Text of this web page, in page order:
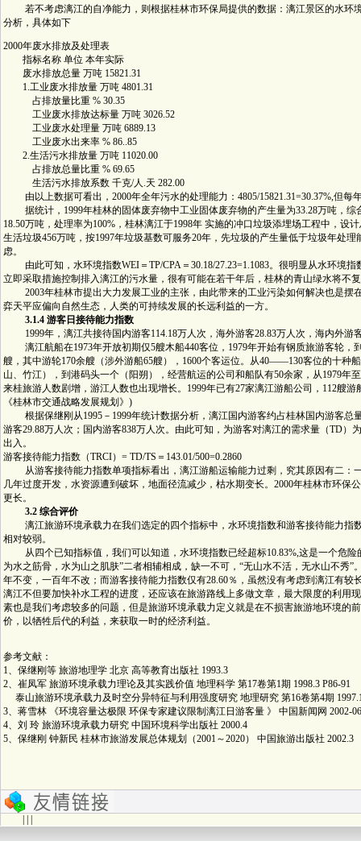
若不考虑漓江的自净能力，则根据桂林市环保局提供的数据：漓江景区的水环
分析，具体如下
2000年废水排放及处理表
指标名称 单位 本年实际
废水排放总量 万吨 15821.31
1.工业废水排放量 万吨 4801.31
占排放量比重 % 30.35
工业废水排放达标量 万吨 3026.52
工业废水处理量 万吨 6889.13
工业废水出来率 % 86..85
2.生活污水排放量 万吨 11020.00
占排放总量比重 % 69.65
生活污水排放系数 千克/人.天 282.00
由以上数据可看出，2000年全年污水的处理能力：4805/15821.31=30.37%,但每
据统计，1999年桂林的固体废弃物中工业固体废弃物的产生量为33.28万吨，综
18.50万吨，处理率为100%，桂林漓江于1998年 实施的冲口垃圾添埋场工程中，设
生活垃圾456万吨，按1997年垃圾基数可服务20年，先垃圾的产生量低于垃圾年处
虑。
由此可知，水环境指数WEI＝TP/CPA＝30.18/27.23=1.1083。很明显从水环境指
立即采取措施控制排入漓江的污水量，很有可能在若干年后，桂林的青山绿水将不
2003年桂林市提出大力发展工业的主张，由此带来的工业污染如何解决也是摆
弈天平应偏向自然生态，人类的可持续发展的长远利益的一方。
3.1.4 游客日接待能力指数
1999年，漓江共接待国内游客114.18万人次，海外游客28.83万人次，海内外游
漓江航船在1973年开放初期仅5艘木船440客位，1979年开始有钢质旅游客轮，
艘，其中游轮170余艘（涉外游船65艘），1600个客运位。从40——130客位的十
山、竹江），到港码头一个（阳朔），经营航运的公司和船队有50余家，从1979年
来桂旅游人数剧增，游江人数也出现增长。1999年已有27家漓江游船公司，112艘
《桂林市交通战略发展规划》)
根据保继刚从1995－1999年统计数据分析，漓江国内游客约占桂林国内游客总
游客29.88万人次；国内游客838万人次。由此可知，为游客对漓江的需求量（TD）
出入。
游客接待能力指数（TRCI）= TD/TS＝143.01/500=0.2860
从游客接待能力指数单项指标看出，漓江游船运输能力过剩，究其原因有二：
几年过度开发，水资源遭到破坏，地面径流减少，枯水期变长。2000年桂林市环保
更长。
3.2 综合评价
漓江旅游环境承载力在我们选定的四个指标中，水环境指数和游客接待能力指
相对较弱。
从四个已知指标值，我们可以知道，水环境指数已经超标10.83%,这是一个危险
为水之筋骨，水为山之肌肤”二者相辅相成，缺一不可，“无山水不活，无水山不秀
年不变，一百年不改；而游客接待能力指数仅有28.60％，虽然没有考虑到漓江有
漓江不但要加快补水工程的进度，还应该在旅游路线上多做文章，最大限度的利用
素也是我们考虑较多的问题，但是旅游环境承载力定义就是在不损害旅游地环境的
价，以牺牲后代的利益，来获取一时的经济利益。
参考文献：
1、保继刚等 旅游地理学 北京 高等教育出版社 1993.3
2、崔凤军 旅游环境承载力理论及其实践价值 地理科学 第17卷第1期 1998.3 P86-91
泰山旅游环境承载力及时空分异特征与利用强度研究 地理研究 第16卷第4期
3、蒋雪林 《环境容量达极限 环保专家建议限制漓江日游客量 》 中国新闻网 2002-
4、刘 玲 旅游环境承载力研究 中国环境科学出版社 2000.4
5、保继刚 钟新民 桂林市旅游发展总体规划（2001～2020） 中国旅游出版社 2002.3